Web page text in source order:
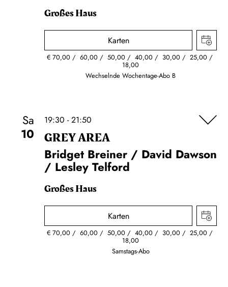
Großes Haus
Karten
€ 70,00 60,00 50,00 40,00 30,00 25,00
18,00
Wechselnde Wochentage-Abo B
Sa
10
19:30 - 21:50
GREY AREA
Bridget Breiner / David Dawson
/ Lesley Telford
Großes Haus
Karten
€ 70,00 60,00 50,00 40,00 30,00 25,00
18,00
Samstags-Abo